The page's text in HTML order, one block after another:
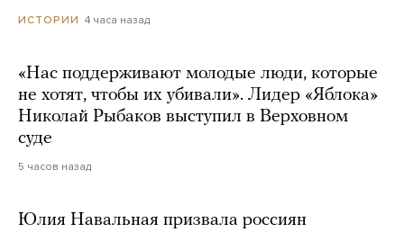
ИСТОРИИ 4 часа назад
«Нас поддерживают молодые люди, которые
не хотят, чтобы их убивали». Лидер «Яблока»
Николай Рыбаков выступил в Верховном
суде
5 часов назад
Юлия Навальная призвала россиян